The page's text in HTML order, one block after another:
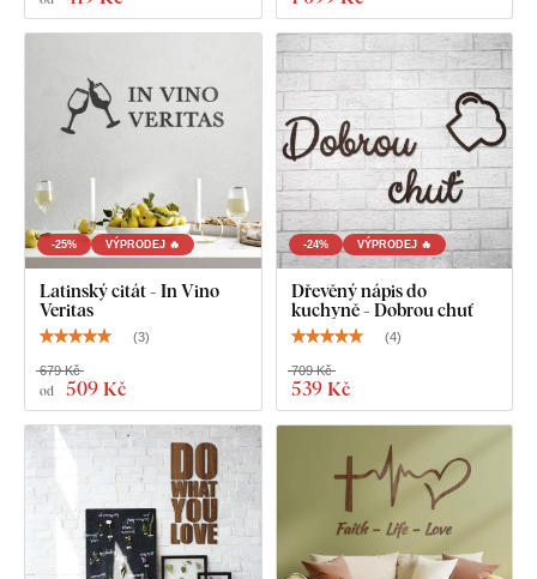
Poznámka:Uvedený rozměr výrobku je rozměr po nalepení
-25% VÝPRODEJ 🔥
Latinský citát - In Vino
Veritas
(3)
od 509 Kč
679 Kč
-24% VÝPRODEJ 🔥
Dřevěný nápis do
kuchyně - Dobrou chuť
(4)
539 Kč
709 Kč